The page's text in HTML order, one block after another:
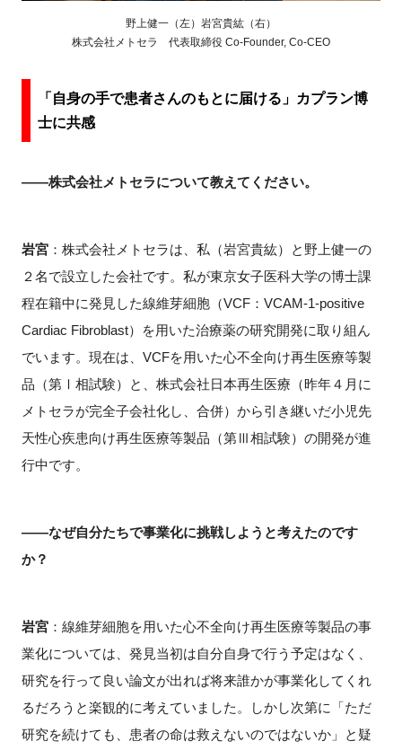
閉じる
野上健一（左）岩宮貴紘（右）
株式会社メトセラ 代表取締役 Co-Founder, Co-CEO
「自身の手で患者さんのもとに届ける」カプラン博
士に共感
――株式会社メトセラについて教えてください。
岩宮：株式会社メトセラは、私（岩宮貴紘）と野上健一の
２名で設立した会社です。私が東京女子医科大学の博士課
程在籍中に発見した線維芽細胞（VCF： VCAM-1-positive
Cardiac Fibroblast）を用いた治療薬の研究開発に取り組ん
でいます。現在は、 VCFを用いた心不全向け再生医療等製
品（第Ⅰ相試験）と、株式会社日本再生医療（昨年４月に
メトセラが完全子会社化し、合併）から引き継いだ小児先
天性心疾患向け再生医療等製品（第Ⅲ相試験）の開発が進
行中です。
――なぜ自分たちで事業化に挑戦しようと考えたのです
か？
岩宮：線維芽細胞を用いた心不全向け再生医療等製品の事
業化については、発見当初は自分自身で行う予定はなく、
研究を行って良い論文が出れば将来誰かが事業化してくれ
るだろうと楽観的に考えていました。しかし次第に「ただ
研究を続けても、患者の命は救えないのではないか」と疑